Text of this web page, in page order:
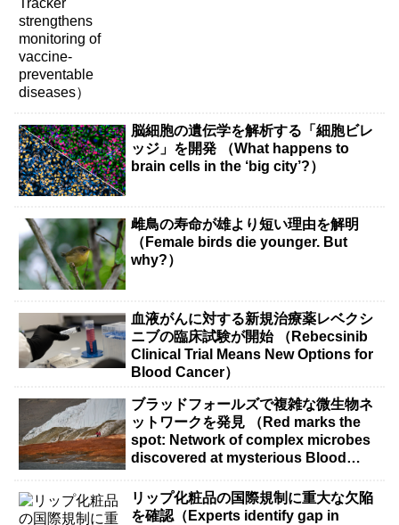
脳細胞の遺伝学を解析する「細胞ビレ
ッジ」を開発 （What happens to
brain cells in the ‘big city’?）
雌鳥の寿命が雄より短い理由を解明
（Female birds die younger. But
why?）
血液がんに対する新規治療薬レベクシ
ニブの臨床試験が開始 （Rebecsinib
Clinical Trial Means New Options for
Blood Cancer）
ブラッドフォールズで複雑な微生物ネ
ットワークを発見 （Red marks the
spot: Network of complex microbes
discovered at mysterious Blood
リップ化粧品の国際規制に重大な欠陥
を確認（Experts identify gap in